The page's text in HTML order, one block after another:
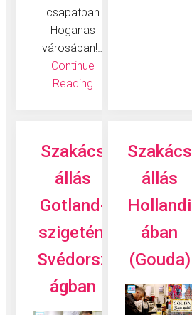
csapatban
Höganäs
városában!…
Continue
Reading
Szakács
állás
Gotland-
szigetén,
Svédorsz
ágban
Szakács
állás
Hollandi
ában
(Gouda)